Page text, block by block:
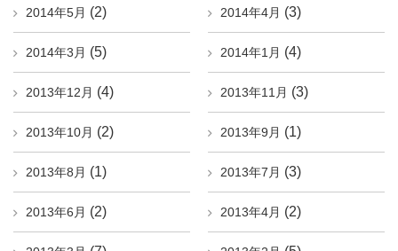
2014年5月 (2) 2014年4月 (3)
2014年3月 (5) 2014年1月 (4)
2013年12月 (4) 2013年11月 (3)
2013年10月 (2) 2013年9月 (1)
2013年8月 (1) 2013年7月 (3)
2013年6月 (2) 2013年4月 (2)